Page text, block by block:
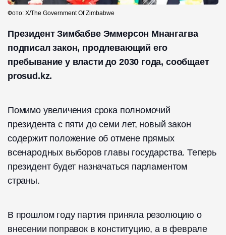
Фото: Х/The Government Of Zimbabwe
Президент Зимбабве Эммерсон Мнангагва
подписал закон, продлевающий его
пребывание у власти до 2030 года, сообщает
prosud.kz.
Помимо увеличения срока полномочий
президента с пяти до семи лет, новый закон
содержит положение об отмене прямых
всенародных выборов главы государства. Теперь
президент будет назначаться парламентом
страны.
В прошлом году партия приняла резолюцию о
внесении поправок в конституцию, а в феврале